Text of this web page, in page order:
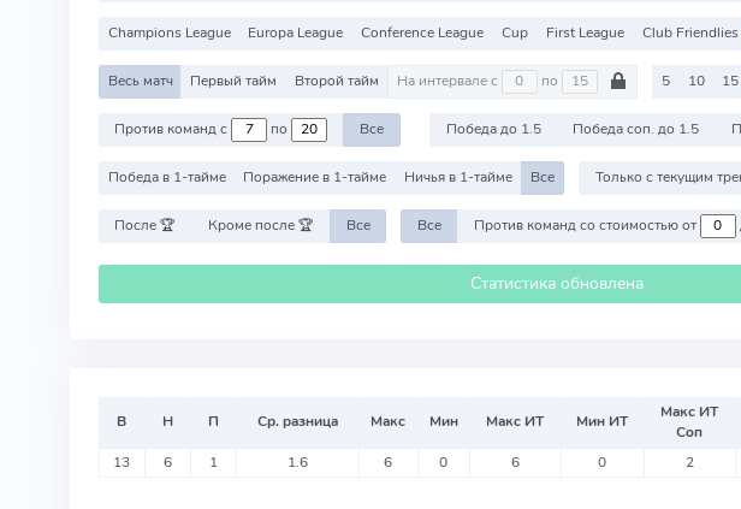
Champions League Europa League Conference League Cup First League Club Friendlies
Весь матч Первый тайм Второй тайм На интервале с по 5 10 15
Против команд с по Все Победа до 1.5 Победа соп. до 1.5
Победа в 1-тайме Поражение в 1-тайме Ничья в 1-тайме Все Только с текущим
После 🏆 Кроме после 🏆 Все Все Против команд со стоимостью от
Статистика обновлена
В Н П Ср. разница Макс Мин Макс ИТ Мин ИТ
Макс ИТ
Соп
13 6 1 1.6 6 0 6 0 2